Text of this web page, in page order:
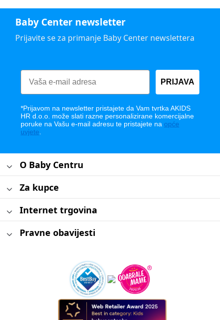
Baby Center newsletter
Prijavite se za primanje Baby Center newslettera
PRIJAVA
*Prijavom na newsletter pristajete da Vam tvrtka AKIDS
HR d.o.o. može slati razne personalizirane komercijalne
poruke na Vašu e-mail adresu te pristajete na opće
uvjete
O Baby Centru
Za kupce
Internet trgovina
Pravne obavijesti